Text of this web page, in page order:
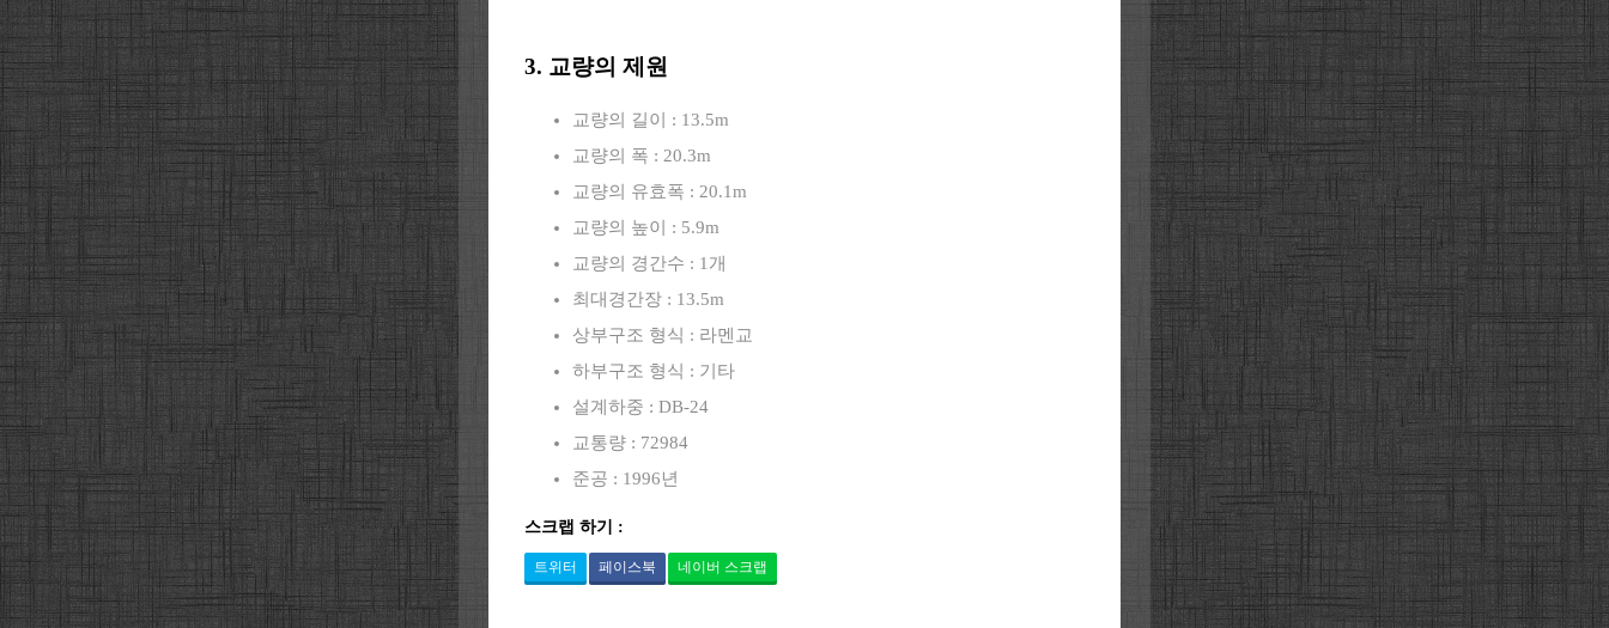
3. 교량의 제원
교량의 길이 : 13.5m
교량의 폭 : 20.3m
교량의 유효폭 : 20.1m
교량의 높이 : 5.9m
교량의 경간수 : 1개
최대경간장 : 13.5m
상부구조 형식 : 라멘교
하부구조 형식 : 기타
설계하중 : DB-24
교통량 : 72984
준공 : 1996년
스크랩 하기 :
트위터 페이스북 네이버 스크랩